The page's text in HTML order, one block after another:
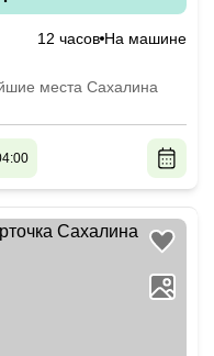
12 часов На машине
места Сахалина